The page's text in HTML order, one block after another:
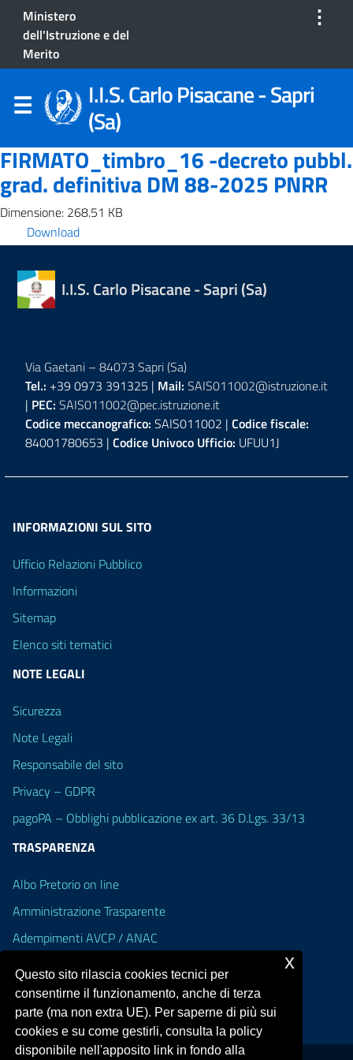
Ministero
dell'Istruzione e del
Merito
⋮
I.I.S. Carlo Pisacane - Sapri
(Sa)
FIRMATO_timbro_16 -decreto pubbl.
grad. definitiva DM 88-2025 PNRR
Dimensione: 268.51 KB
Download
I.I.S. Carlo Pisacane - Sapri (Sa)
Via Gaetani – 84073 Sapri (Sa)
Tel.: +39 0973 391325 | Mail: SAIS011002@istruzione.it
| PEC: SAIS011002@pec.istruzione.it
Codice meccanografico: SAIS011002 | Codice fiscale:
84001780653 | Codice Univoco Ufficio: UFUU1J
INFORMAZIONI SUL SITO
Ufficio Relazioni Pubblico
Informazioni
Sitemap
Elenco siti tematici
NOTE LEGALI
Sicurezza
Note Legali
Responsabile del sito
Privacy – GDPR
pagoPA – Obblighi pubblicazione ex art. 36 D.Lgs. 33/13
TRASPARENZA
Albo Pretorio on line
Amministrazione Trasparente
Adempimenti AVCP / ANAC
Dichiarazione di accessibilità
Questo sito rilascia cookies tecnici per
consentirne il funzionamento, anche di terza
parte (ma non extra UE). Per saperne di più sui
cookies e su come gestirli, consulta la policy
disponibile nell'apposito link in fondo alla
x